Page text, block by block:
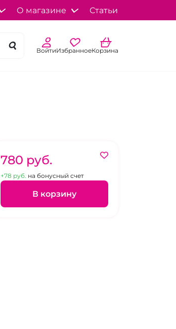
О магазине Статьи
ВойтиИзбранноеКорзина
780 pуб.
+78 pуб. на бонусный счет
В корзину